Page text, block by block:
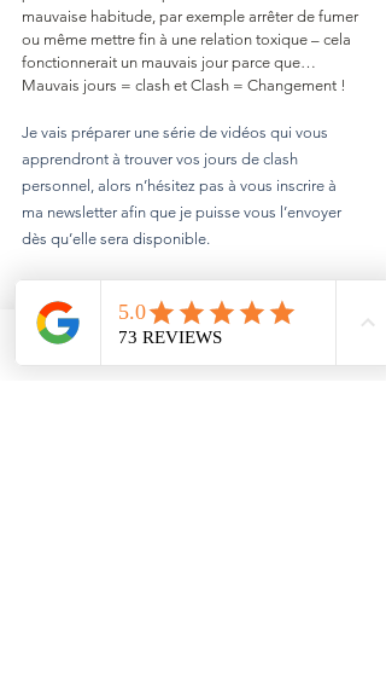
mauvaise habitude, par exemple arrêter de fumer
ou même mettre fin à une relation toxique – cela
fonctionnerait un mauvais jour parce que…
Mauvais jours = clash et Clash = Changement !
Je vais préparer une série de vidéos qui vous
apprendront à trouver vos jours de clash
personnel, alors n’hésitez pas à vous inscrire à
ma newsletter afin que je puisse vous l’envoyer
dès qu’elle sera disponible.
Blog du Qi Men Dun Jia